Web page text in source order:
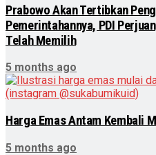
Prabowo Akan Tertibkan
Pemerintahannya, PDI
Telah Memilih
5 months ago
Harga Emas Antam Kembali
5 months ago